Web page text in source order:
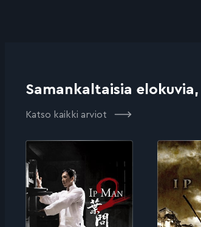
Samankaltaisia
Katso kaikki arviot